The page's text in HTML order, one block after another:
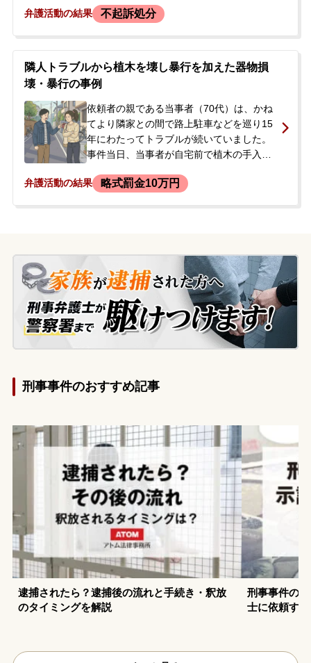
た結果、暴行罪の現行犯で逮捕されました
たが、傷害と器物損壊の疑いがかけられた
相手の男性とは示談ができていませんでし
た。警察からは厳しい言葉をかけられ、今
後の手続きや示談交渉に大きな不安を抱
き、当事務所に相談されました。
弁護活動の結果 不起訴処分
隣人トラブルから植木を壊し暴行を加えた器物損
壊・暴行の事例
依頼者の親である当事者（70代）は、かね
てより隣家との間で路上駐車などを巡り15
年にわたってトラブルが続いていました。
事件当日、当事者が自宅前で植木の手入れ
ました。その態度に腹を立てた当事者は、
逮捕されました。逮捕後の取調べでは、興
奮していたこともあり、調書への署名押印
を拒否するなど消極的な態度をとってしま
いました。警察から「協力的でないため送
検する」との連絡を受けた当事者の娘様
が、今後の手続きに強い不安を感じ、当事
務所へ相談され、ご依頼に至りました。
弁護活動の結果 略式罰金10万円
刑事事件のおすすめ記事
逮捕されたら？逮捕後の流れと手続き・釈放
のタイミングを解説
刑事事件の
士に依頼す